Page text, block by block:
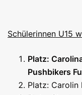
Schülerinnen U15
Platz:
Pushbikers
Platz: Carolin